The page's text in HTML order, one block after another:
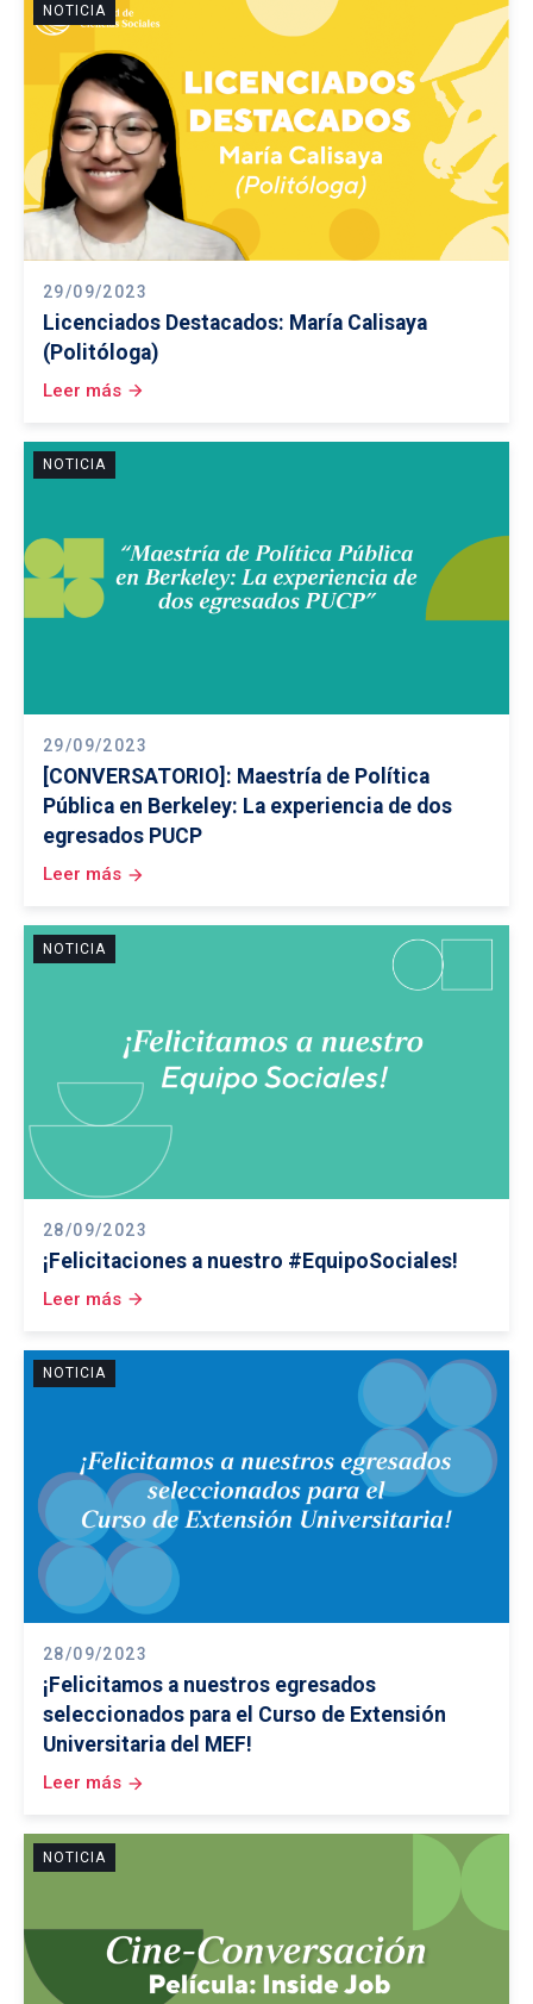
NOTICIA
29/09/2023
Licenciados Destacados: María Calisaya
(Politóloga)
Leer más arrow_forward
NOTICIA
29/09/2023
[CONVERSATORIO]: Maestría de Política
Pública en Berkeley: La experiencia de dos
egresados PUCP
Leer más arrow_forward
NOTICIA
28/09/2023
¡Felicitaciones a nuestro #EquipoSociales!
Leer más arrow_forward
NOTICIA
28/09/2023
¡Felicitamos a nuestros egresados
seleccionados para el Curso de Extensión
Universitaria del MEF!
Leer más arrow_forward
NOTICIA